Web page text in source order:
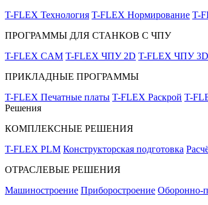
T-FLEX Технология T-FLEX Нормирование T-
ПРОГРАММЫ ДЛЯ СТАНКОВ С ЧПУ
T-FLEX CAM T-FLEX ЧПУ 2D T-FLEX ЧПУ 3D
ПРИКЛАДНЫЕ ПРОГРАММЫ
T-FLEX Печатные платы T-FLEX Раскрой T-
Решения
КОМПЛЕКСНЫЕ РЕШЕНИЯ
T-FLEX PLM Конструкторская подготовка
ОТРАСЛЕВЫЕ РЕШЕНИЯ
Машиностроение Приборостроение Оборонно-